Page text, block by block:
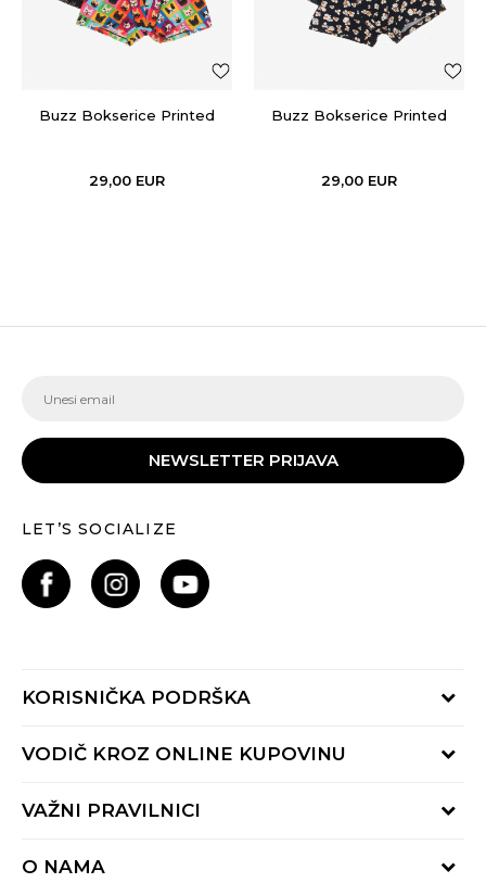
Buzz Bokserice Printed
29,00 EUR
Buzz Bokserice Printed
29,00 EUR
NEWSLETTER PRIJAVA
LET’S SOCIALIZE
KORISNIČKA PODRŠKA
Provjeri status porudžbine
Radno vrijeme 9-16h
VODIČ KROZ ONLINE KUPOVINU
Načini isporuke
Reklamacije
VAŽNI PRAVILNICI
O NAMA